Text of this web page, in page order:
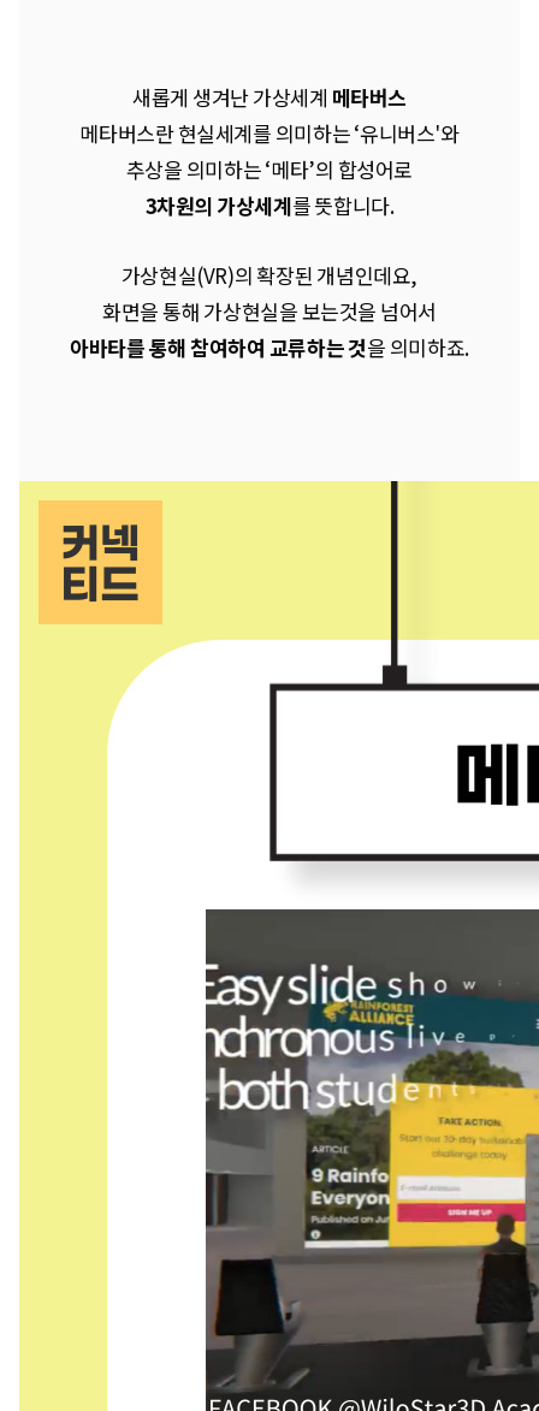
새롭게 생겨난 가상세계 메타버스
메타버스란 현실세계를 의미하는 ‘유니버스'와
추상을 의미하는 ‘메타’의 합성어로
3차원의 가상세계를 뜻합니다.
가상현실(VR)의 확장된 개념인데요,
화면을 통해 가상현실을 보는것을 넘어서
아바타를 통해 참여하여 교류하는 것을 의미하죠.